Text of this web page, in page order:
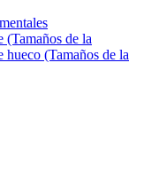
(Tamaños de la
hueco (Tamaños de la